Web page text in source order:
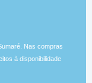
Nas compras
à disponibilidade